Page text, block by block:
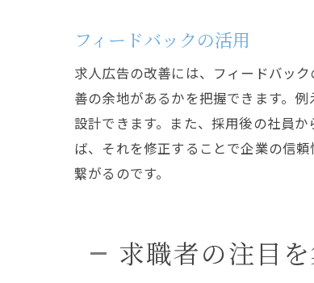
フィードバックの活用
求人広告の改善には、フィードバッ
善の余地があるかを把握できます。
設計できます。また、採用後の社員
ば、それを修正することで企業の信
繋がるのです。
求職者の注目